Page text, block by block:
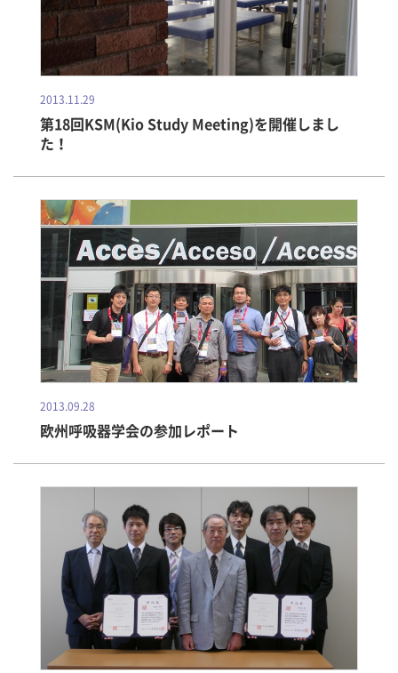
2013.11.29
第18回KSM(Kio Study Meeting)を開催しまし
た！
2013.09.28
欧州呼吸器学会の参加レポート